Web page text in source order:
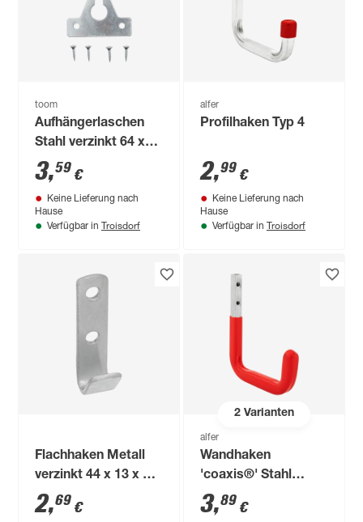
toom
Aufhängerlaschen
Stahl verzinkt 64 x
45 mm 2 Stück
3,59 €
Keine Lieferung nach
Hause
Verfügbar in Troisdorf
alfer
Profilhaken Typ 4
2,99 €
Keine Lieferung nach
Hause
Verfügbar in Troisdorf
Flachhaken Metall
verzinkt 44 x 13 x 2,5
mm 2 Stück
2,69 €
2Varianten
alfer
Wandhaken
'coaxis®' Stahl
gummiert 8 x 11,5
cm
3,89 €